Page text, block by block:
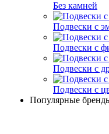
Без камней
Подвески с
Подвески с
Подвески с
Подвески с
Популярные